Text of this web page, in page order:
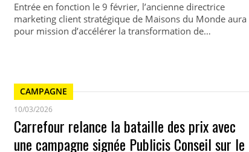
Entrée en fonction le 9 février, l’ancienne directrice
marketing client stratégique de Maisons du Monde aura
pour mission d’accélérer la transformation de…
CAMPAGNE
10/03/2026
Carrefour relance la bataille des prix avec
une campagne signée Publicis Conseil sur le